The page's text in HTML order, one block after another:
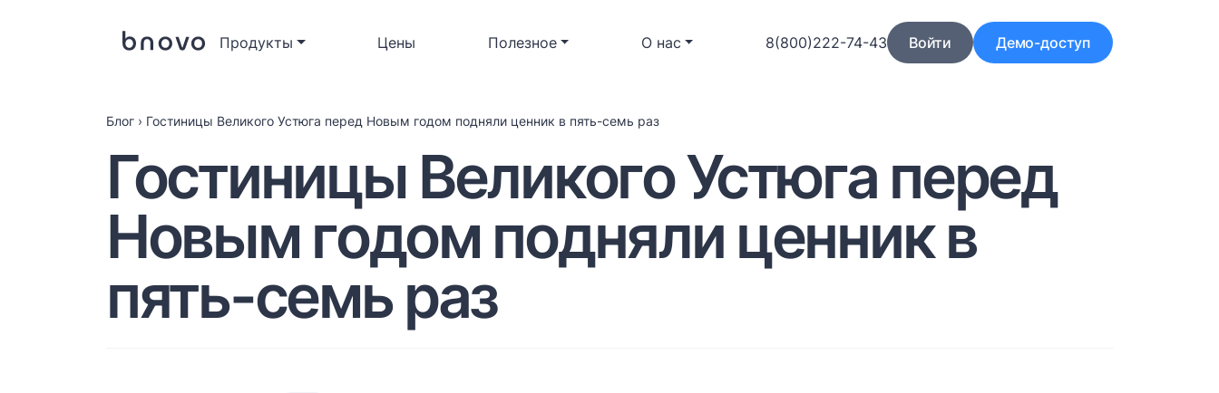
Продукты Цены Полезное О нас 8(800)222-74-43 Войти Демо-доступ
Блог › Гостиницы Великого Устюга перед Новым годом подняли ценник в пять-семь раз
Гостиницы Великого Устюга перед
Новым годом подняли ценник в
пять-семь раз